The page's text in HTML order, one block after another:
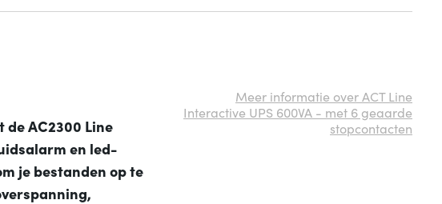
AC2300 Line
en led-
je bestanden op te
Meer informatie over ACT Line
Interactive UPS 600VA - met 6 geaarde
stopcontacten